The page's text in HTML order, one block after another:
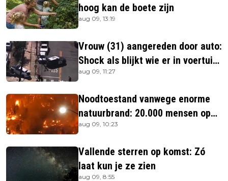
hoog kan de boete zijn
aug 09, 13:19
Vrouw (31) aangereden door auto:
Shock als blijkt wie er in voertuig
zitten
aug 09, 11:27
Noodtoestand vanwege enorme
natuurbrand: 20.000 mensen op
de vlucht
aug 09, 10:23
Vallende sterren op komst: Zó
laat kun je ze zien
aug 09, 8:55